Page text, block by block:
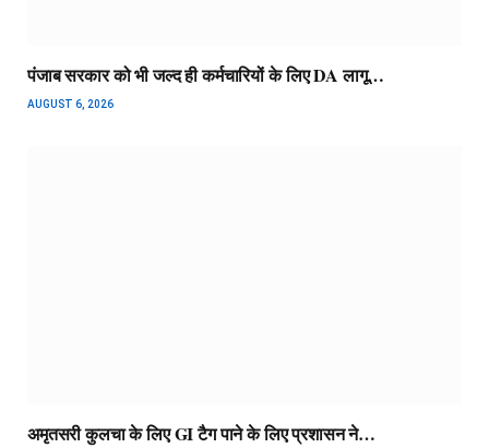
पंजाब सरकार को भी जल्द ही कर्मचारियों के लिए DA लागू…
AUGUST 6, 2026
अमृतसरी कुलचा के लिए GI टैग पाने के लिए प्रशासन ने…